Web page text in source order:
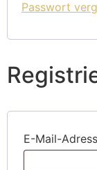
Passwort
E-Mail-